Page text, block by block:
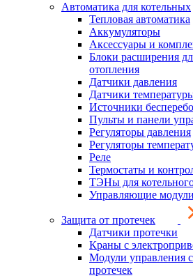
Автоматика для котельных
Тепловая автоматика
Аккумуляторы
Аксессуары и
Блоки расширения
отопления
Датчики давления
Датчики
Источники
Пульты и панели
Регуляторы давления
Регуляторы
Реле
Термостаты и
ТЭНы для
Управляющие модули
Защита от протечек
Датчики протечки
Краны с
Модули управления
протечек